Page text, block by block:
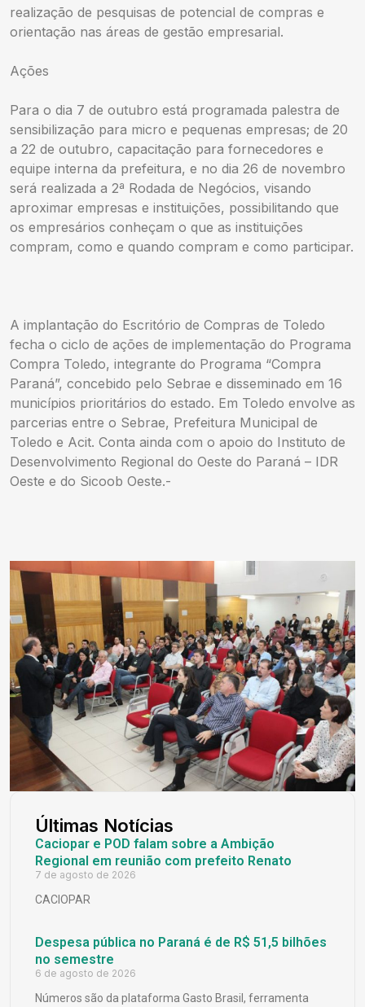
realização de pesquisas de potencial de compras e
orientação nas áreas de gestão empresarial.
Ações
Para o dia 7 de outubro está programada palestra de
sensibilização para micro e pequenas empresas; de 20
a 22 de outubro, capacitação para fornecedores e
equipe interna da prefeitura, e no dia 26 de novembro
será realizada a 2ª Rodada de Negócios, visando
aproximar empresas e instituições, possibilitando que
os empresários conheçam o que as instituições
compram, como e quando compram e como participar.
A implantação do Escritório de Compras de Toledo
fecha o ciclo de ações de implementação do Programa
Compra Toledo, integrante do Programa “Compra
Paraná”, concebido pelo Sebrae e disseminado em 16
municípios prioritários do estado. Em Toledo envolve as
parcerias entre o Sebrae, Prefeitura Municipal de
Toledo e Acit. Conta ainda com o apoio do Instituto de
Desenvolvimento Regional do Oeste do Paraná – IDR
Oeste e do Sicoob Oeste.-
Últimas Notícias
Caciopar e POD falam sobre a Ambição
Regional em reunião com prefeito Renato
7 de agosto de 2026
CACIOPAR
Despesa pública no Paraná é de R$ 51,5 bilhões
no semestre
6 de agosto de 2026
Números são da plataforma Gasto Brasil, ferramenta